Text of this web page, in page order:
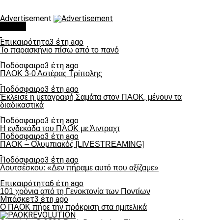
Advertisement
Επικαιρότητα3 έτη ago
Το παρασκήνιο πίσω από το πανό
Ποδόσφαιρο3 έτη ago
ΠΑΟΚ 3-0 Αστέρας Τρίπολης
Ποδόσφαιρο3 έτη ago
Έκλεισε η μεταγραφή Σαμάτα στον ΠΑΟΚ, μένουν τα
διαδικαστικά
Ποδόσφαιρο3 έτη ago
Η ενδεκάδα του ΠΑΟΚ με Άιντραχτ
Ποδόσφαιρο3 έτη ago
ΠΑΟΚ – Ολυμπιακός [LIVESTREAMING]
Ποδόσφαιρο3 έτη ago
Λουτσέσκου: «Δεν πήραμε αυτό που αξίζαμε»
Επικαιρότητα6 έτη ago
101 χρόνια από τη Γενοκτονία των Ποντίων
Μπάσκετ3 έτη ago
Ο ΠΑΟΚ πήρε την πρόκριση στα ημιτελικά